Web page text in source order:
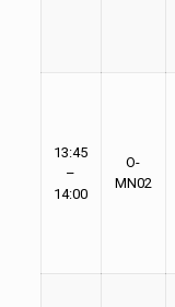
13:45
–
14:00
O-
MN02